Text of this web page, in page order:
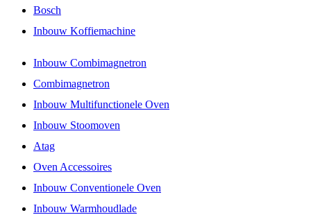
Bosch
Inbouw Koffiemachine
Inbouw Combimagnetron
Combimagnetron
Inbouw Multifunctionele Oven
Inbouw Stoomoven
Atag
Oven Accessoires
Inbouw Conventionele Oven
Inbouw Warmhoudlade